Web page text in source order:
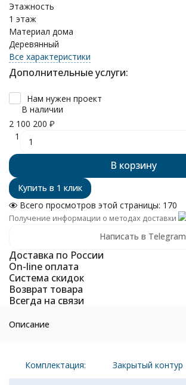
Этажность
1 этаж
Материал дома
Деревянный
Все характеристики
Дополнительные услуги:
Нам нужен проект
В наличии
2 100 200 ₽
1
В корзину
Всего просмотров этой страницы: 170
Получение информации о методах доставки
Написать в Telegram
Доставка по России
On-line оплата
Система скидок
Возврат товара
Всегда на связи
Описание
Комплектация: Закрытый контур